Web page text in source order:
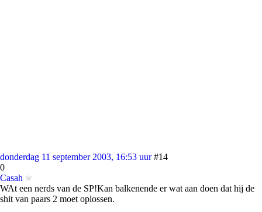
donderdag 11 september 2003, 16:53 uur #14
0
Casah
WAt een nerds van de SP!Kan balkenende er wat aan doen dat hij de
shit van paars 2 moet oplossen.